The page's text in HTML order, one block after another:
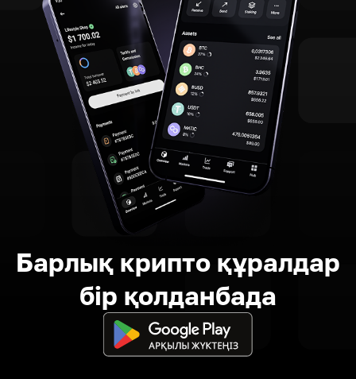
Барлық крипто құралдар
бір қолданбада